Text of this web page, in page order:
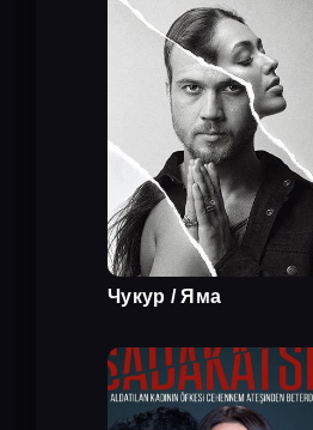
Чукур / Яма